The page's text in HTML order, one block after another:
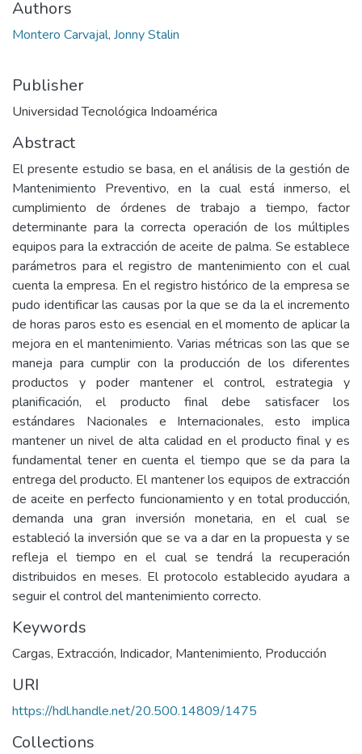
Authors
Montero Carvajal, Jonny Stalin
Publisher
Universidad Tecnológica Indoamérica
Abstract
El presente estudio se basa, en el análisis de la gestión de
Mantenimiento Preventivo, en la cual está inmerso, el
cumplimiento de órdenes de trabajo a tiempo, factor
determinante para la correcta operación de los múltiples
equipos para la extracción de aceite de palma. Se establece
parámetros para el registro de mantenimiento con el cual
cuenta la empresa. En el registro histórico de la empresa se
pudo identificar las causas por la que se da la el incremento
de horas paros esto es esencial en el momento de aplicar la
mejora en el mantenimiento. Varias métricas son las que se
maneja para cumplir con la producción de los diferentes
productos y poder mantener el control, estrategia y
planificación, el producto final debe satisfacer los
estándares Nacionales e Internacionales, esto implica
mantener un nivel de alta calidad en el producto final y es
fundamental tener en cuenta el tiempo que se da para la
entrega del producto. El mantener los equipos de extracción
de aceite en perfecto funcionamiento y en total producción,
demanda una gran inversión monetaria, en el cual se
estableció la inversión que se va a dar en la propuesta y se
refleja el tiempo en el cual se tendrá la recuperación
distribuidos en meses. El protocolo establecido ayudara a
seguir el control del mantenimiento correcto.
Keywords
Cargas, Extracción, Indicador, Mantenimiento, Producción
URI
https://hdl.handle.net/20.500.14809/1475
Collections